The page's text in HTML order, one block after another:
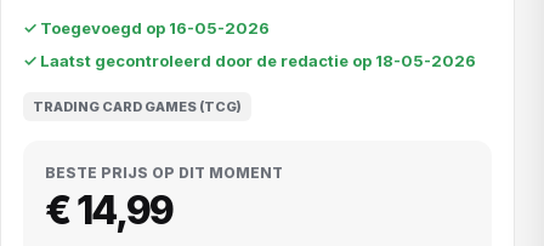
✓ Toegevoegd op 16-05-2026
✓ Laatst gecontroleerd door de redactie op 18-05-2026
TRADING CARD GAMES (TCG)
BESTE PRIJS OP DIT MOMENT
€ 14,99